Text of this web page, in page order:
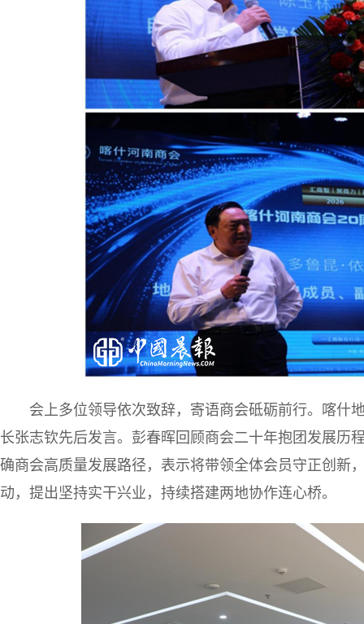
会上多位领导依次致辞，寄语商会砥砺前行。喀什
长张志钦先后发言。彭春晖回顾商会二十年抱团发展历
确商会高质量发展路径，表示将带领全体会员守正创新
动，提出坚持实干兴业，持续搭建两地协作连心桥。